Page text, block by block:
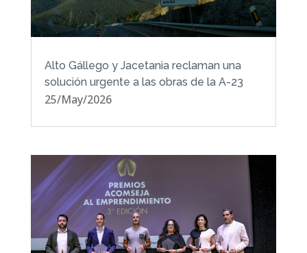
Alto Gállego y Jacetania reclaman una
solución urgente a las obras de la A-23
25/May/2026